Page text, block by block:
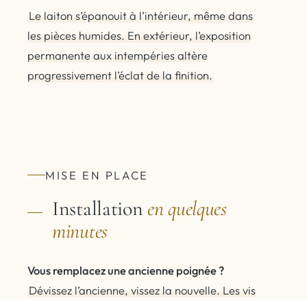
Le laiton s’épanouit à l’intérieur, même dans
les pièces humides. En extérieur, l’exposition
permanente aux intempéries altère
progressivement l’éclat de la finition.
MISE EN PLACE
Installationen quelques
minutes
Vous remplacez une ancienne poignée ?
Dévissez l’ancienne, vissez la nouvelle. Les vis